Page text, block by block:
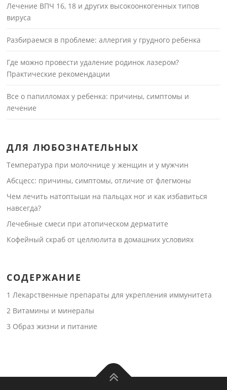
Лечение ВПЧ 16, 18 и других высокоонкогенных типов
вируса
Разбираемся в проблеме: аллергия у грудного ребенка
Где можно провести удаление родинок лазером?
Практические рекомендации
Все о папилломах у ребенка: причины, симптомы и
лечение
ДЛЯ ЛЮБОЗНАТЕЛЬНЫХ
Температура при молочнице у женщин и у мужчин
Абсцесс: причины, симптомы, отличие от флегмоны
Чем лечить натоптыши на пальцах ног и как избавиться
навсегда?
Лечебные смеси при атопическом дерматите
Кофейный скраб от целлюлита в домашних условиях
СОДЕРЖАНИЕ
1 Лекарственные препараты для укрепления иммунитета
2 Витамины и минералы
3 Образ жизни и питание